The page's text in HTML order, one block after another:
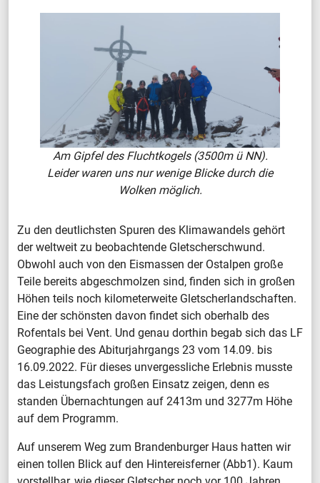
Am Gipfel des Fluchtkogels (3500m ü NN).
Leider waren uns nur wenige Blicke durch die
Wolken möglich.
Zu den deutlichsten Spuren des Klimawandels gehört
der weltweit zu beobachtende Gletscherschwund.
Obwohl auch von den Eismassen der Ostalpen große
Teile bereits abgeschmolzen sind, finden sich in großen
Höhen teils noch kilometerweite Gletscherlandschaften.
Eine der schönsten davon findet sich oberhalb des
Rofentals bei Vent. Und genau dorthin begab sich das LF
Geographie des Abiturjahrgangs 23 vom 14.09. bis
16.09.2022. Für dieses unvergessliche Erlebnis musste
das Leistungsfach großen Einsatz zeigen, denn es
standen Übernachtungen auf 2413m und 3277m Höhe
auf dem Programm.
Auf unserem Weg zum Brandenburger Haus hatten wir
einen tollen Blick auf den Hintereisferner (Abb1). Kaum